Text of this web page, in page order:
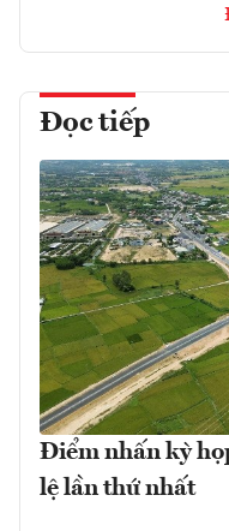
Đọc tiếp
Điểm nhấn kỳ
lệ lần thứ nhất